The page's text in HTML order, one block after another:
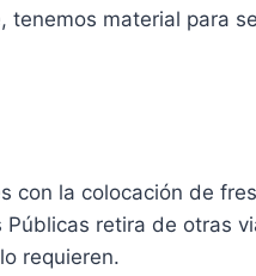
material para
con la colocación de
retira de otras
requieren.